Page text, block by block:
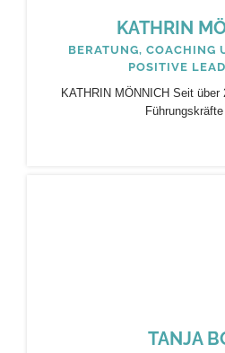
KATHRIN
BERATUNG, COACHING
POSITIVE
KATHRIN MÖNNICH Seit
TANJA